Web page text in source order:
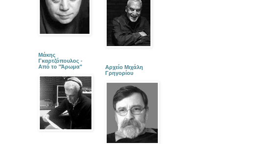
Μάκης
Γκαρτζόπουλος -
Από το "Άρωμα"
Αρχείο Μιχάλη
Γρηγορίου